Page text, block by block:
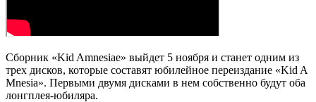
Сборник «Kid Amnesiae» выйдет 5 ноября и станет одним из
трех дисков, которые составят юбилейное переиздание «Kid A
Mnesia». Первыми двумя дисками в нем собственно будут оба
лонгплея-юбиляра.